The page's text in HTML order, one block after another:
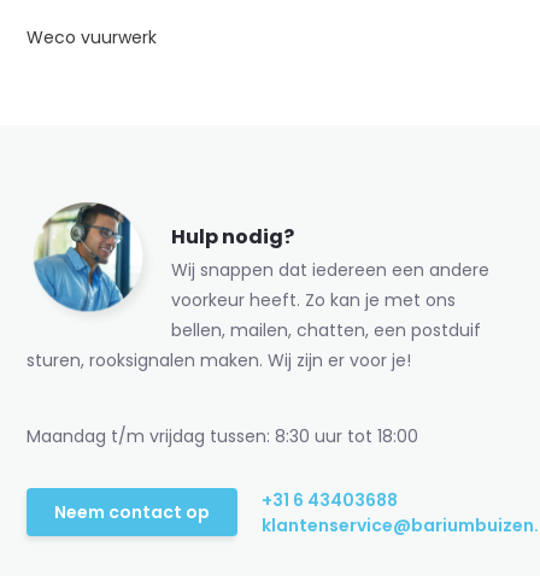
Weco vuurwerk
Hulp nodig?
Wij snappen dat iedereen een andere
voorkeur heeft. Zo kan je met ons
bellen, mailen, chatten, een postduif
sturen, rooksignalen maken. Wij zijn er voor je!
Maandag t/m vrijdag tussen: 8:30 uur tot 18:00
Neem contact op
+31 6 43403688